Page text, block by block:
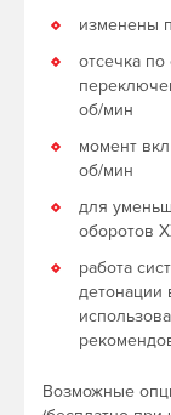
изменены
отсечка
об/мин
момент
об/мин
для
оборотов
работа
детонации
Возможные